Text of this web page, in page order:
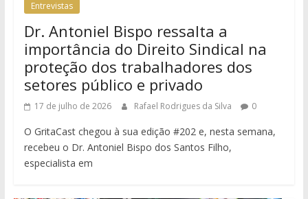
Entrevistas
Dr. Antoniel Bispo ressalta a
importância do Direito Sindical na
proteção dos trabalhadores dos
setores público e privado
17 de julho de 2026 Rafael Rodrigues da Silva 0
O GritaCast chegou à sua edição #202 e, nesta semana,
recebeu o Dr. Antoniel Bispo dos Santos Filho,
especialista em